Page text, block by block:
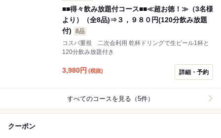
■■得々飲み放題付コース■■≪超お徳！≫（3名様
より）（全8品)⇒３，９８０円(120分飲み放題
付)
8品
コスパ重視 二次会利用 乾杯ドリングで生ビール1杯と
120分飲み放題付き
3,980円 (税抜) 詳細・予約
すべてのコースを見る（5件）
クーポン